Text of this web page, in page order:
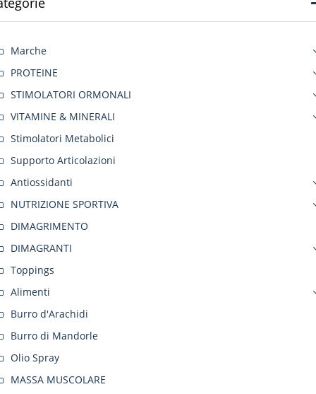
Marche
PROTEINE
STIMOLATORI ORMONALI
VITAMINE & MINERALI
Stimolatori Metabolici
Supporto Articolazioni
Antiossidanti
NUTRIZIONE SPORTIVA
DIMAGRIMENTO
DIMAGRANTI
Toppings
Alimenti
Burro d'Arachidi
Burro di Mandorle
Olio Spray
MASSA MUSCOLARE